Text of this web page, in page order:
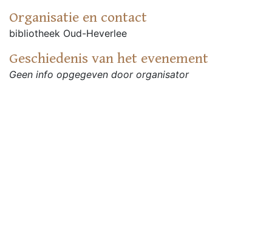
Organisatie en contact
bibliotheek Oud-Heverlee
Geschiedenis van het evenement
Geen info opgegeven door organisator